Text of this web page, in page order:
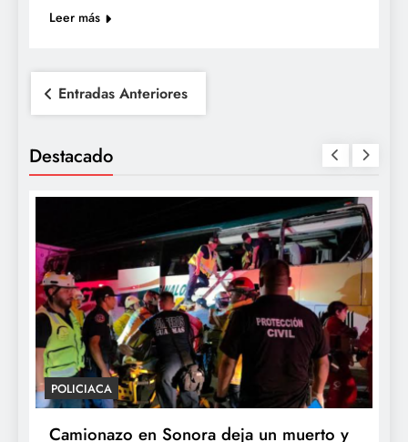
Leer más
Navegación
de
entradas
Entradas Anteriores
Destacado
muerto y
POLÍTICA
Sheinbaum desaparece la Vocería